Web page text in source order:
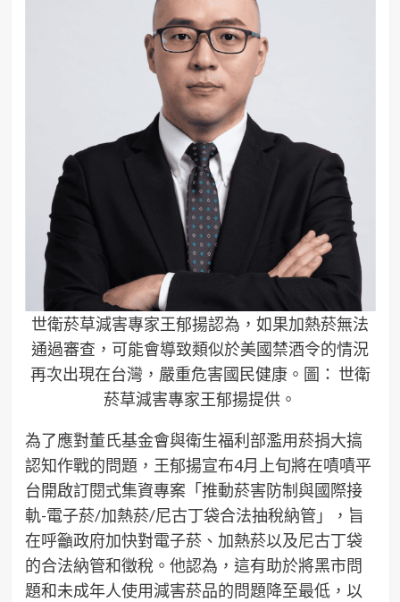
世衛菸草減害專家王郁揚認為，如果加熱菸無法
通過審查，可能會導致類似於美國禁酒令的情況
再次出現在台灣，嚴重危害國民健康。圖： 世衛
菸草減害專家王郁揚提供。
為了應對董氏基金會與衛生福利部濫用菸捐大搞
認知作戰的問題，王郁揚宣布4月上旬將在嘖嘖平
台開啟訂閱式集資專案「推動菸害防制與國際接
軌-電子菸/加熱菸/尼古丁袋合法抽稅納管」，旨
在呼籲政府加快對電子菸、加熱菸以及尼古丁袋
的合法納管和徵稅。他認為，這有助於將黑市問
題和未成年人使用減害菸品的問題降至最低，以